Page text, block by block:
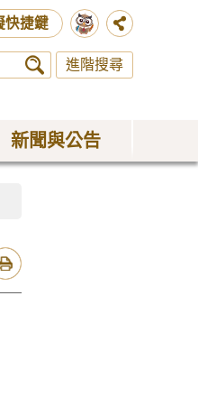
快捷鍵
進階搜尋
新聞與公告